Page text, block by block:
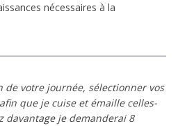
nécessaires à la
de votre journée, sélectionner vos
que je cuise et émaille celles-
davantage je demanderai 8